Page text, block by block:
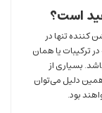
است؟
کننده تنها در
ترکیبات یا همان
بسیاری از
دلیل می‌توان
بود.